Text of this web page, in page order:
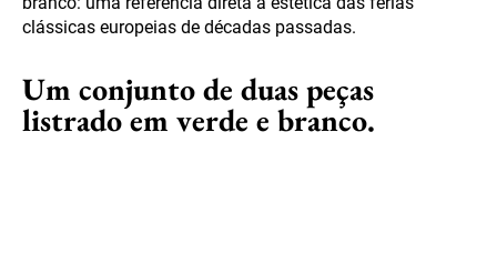
clássicas europeias de décadas passadas.
Um conjunto de duas peças
listrado em verde e branco.